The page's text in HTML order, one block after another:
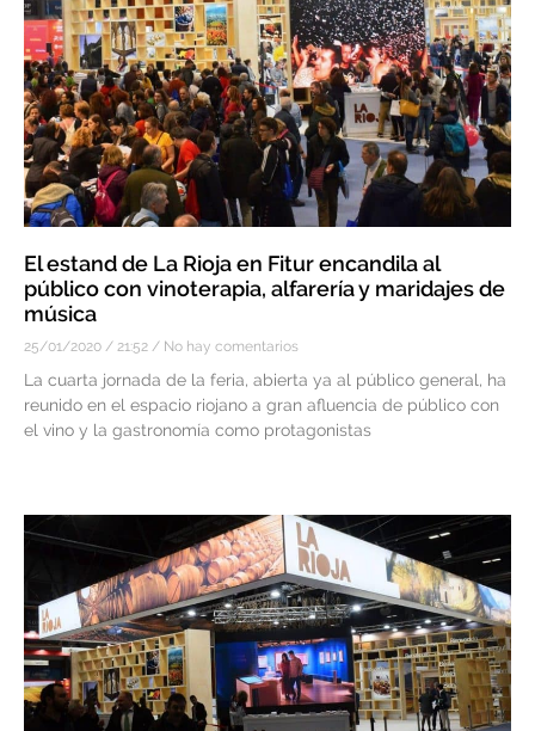
El estand de La Rioja en Fitur encandila al
público con vinoterapia, alfarería y maridajes de
música
25/01/2020 21:52 No hay comentarios
La cuarta jornada de la feria, abierta ya al público general, ha
reunido en el espacio riojano a gran afluencia de público con
el vino y la gastronomía como protagonistas